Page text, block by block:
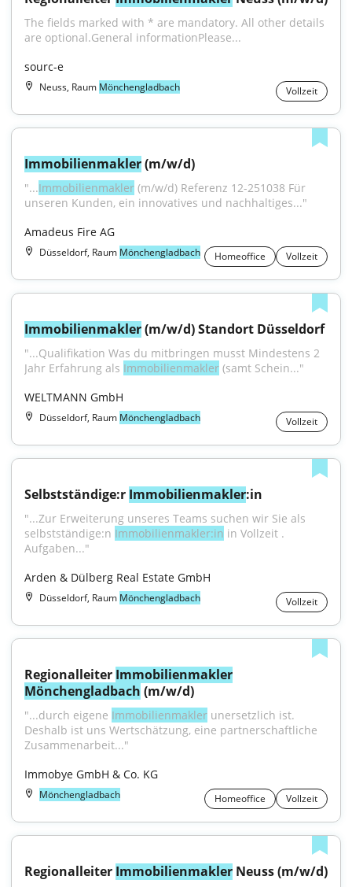
The fields marked with * are mandatory. All other details
are optional.General informationPlease...
sourc-e
Neuss, Raum Mönchengladbach Vollzeit
Immobilienmakler (m/w/d)
"...Immobilienmakler (m/w/d) Referenz 12-251038 Für
unseren Kunden, ein innovatives und nachhaltiges..."
Amadeus Fire AG
Düsseldorf, Raum Mönchengladbach Homeoffice Vollzeit
Immobilienmakler (m/w/d) Standort Düsseldorf
"...Qualifikation Was du mitbringen musst Mindestens 2
Jahr Erfahrung als Immobilienmakler (samt Schein..."
WELTMANN GmbH
Düsseldorf, Raum Mönchengladbach Vollzeit
Selbstständige:r Immobilienmakler:in
"...Zur Erweiterung unseres Teams suchen wir Sie als
selbstständige:n Immobilienmakler:in in Vollzeit .
Aufgaben..."
Arden & Dülberg Real Estate GmbH
Düsseldorf, Raum Mönchengladbach Vollzeit
Regionalleiter Immobilienmakler
Mönchengladbach (m/w/d)
"...durch eigene Immobilienmakler unersetzlich ist.
Deshalb ist uns Wertschätzung, eine partnerschaftliche
Zusammenarbeit..."
Immobye GmbH & Co. KG
Mönchengladbach Homeoffice Vollzeit
Regionalleiter Immobilienmakler Neuss (m/w/d)